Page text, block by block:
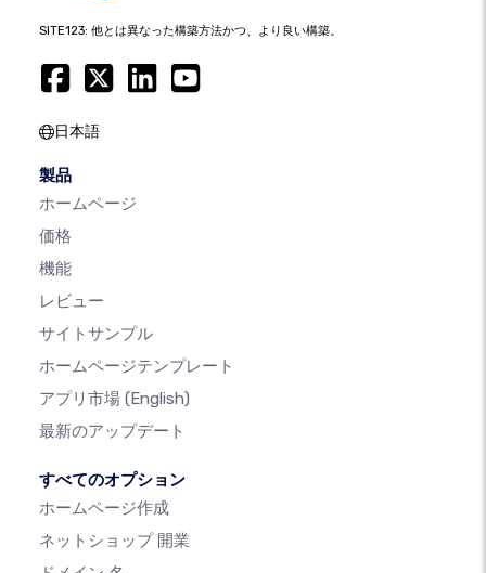
SITE123: 他とは異なった構築方法かつ、より良い構築。
日本語
製品
ホームページ
価格
機能
レビュー
サイトサンプル
ホームページテンプレート
アプリ市場 (English)
最新のアップデート
すべてのオプション
ホームページ作成
ネットショップ 開業